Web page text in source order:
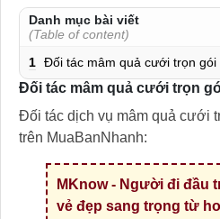
Danh mục bài viết
(Table of content)
1 Đối tác mâm quả cưới trọn gói
Đối tác mâm quả cưới trọn
Đối tác dịch vụ mâm quả cưới
trên MuaBanNhanh:
MKnow - Người đi đầu
vẻ đẹp sang trọng từ